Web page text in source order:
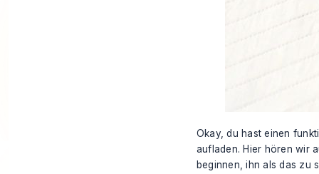
Okay, du hast einen
aufladen. Hier hören wir
beginnen, ihn als das zu